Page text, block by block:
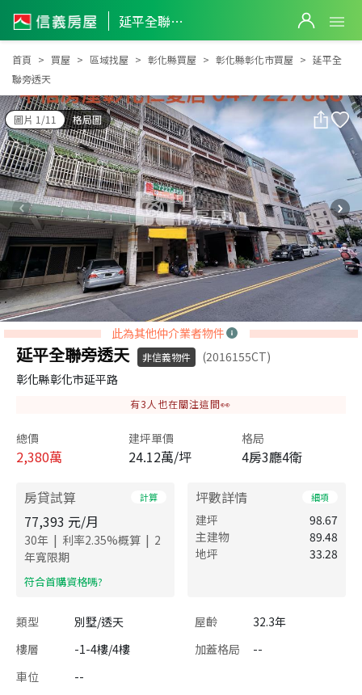
延平全聯旁透天
延平全聯旁透天
首頁 買屋 區域找屋 彰化縣買屋 彰化縣彰化市買屋
延平全
聯旁透天
圖片 1/11 格局圖
此為其他仲介業者物件
延平全聯旁透天 非信義物件
(2016155CT)
彰化縣彰化市延平路
有3 人也在關注這間👀
總價
2,380萬
建坪單價
24.12萬/坪
格局
4房3廳4衛
房貸試算 計算
77,393 元/月
30年 | 利率2.35%概算 | 2
年寬限期
​符合首購資格嗎?
坪數詳情 細項
建坪
98.67
主建物
89.48
地坪
33.28
類型 別墅/透天 屋齡
32.3年
樓層
-1-4樓/4樓 加蓋格局
--
車位
--